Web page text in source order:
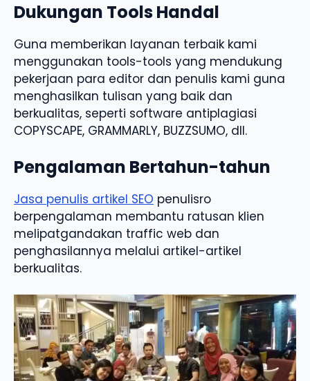
Dukungan Tools Handal
Guna memberikan layanan terbaik kami
menggunakan tools-tools yang mendukung
pekerjaan para editor dan penulis kami guna
menghasilkan tulisan yang baik dan
berkualitas, seperti software antiplagiasi
COPYSCAPE, GRAMMARLY, BUZZSUMO, dll.
Pengalaman Bertahun-tahun
Jasa penulis artikel SEO penulisro
berpengalaman membantu ratusan klien
melipatgandakan traffic web dan
penghasilannya melalui artikel-artikel
berkualitas.